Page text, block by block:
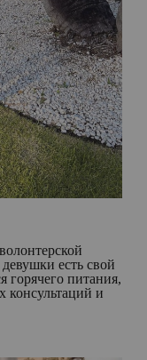
есть свой
питания,
консультаций и